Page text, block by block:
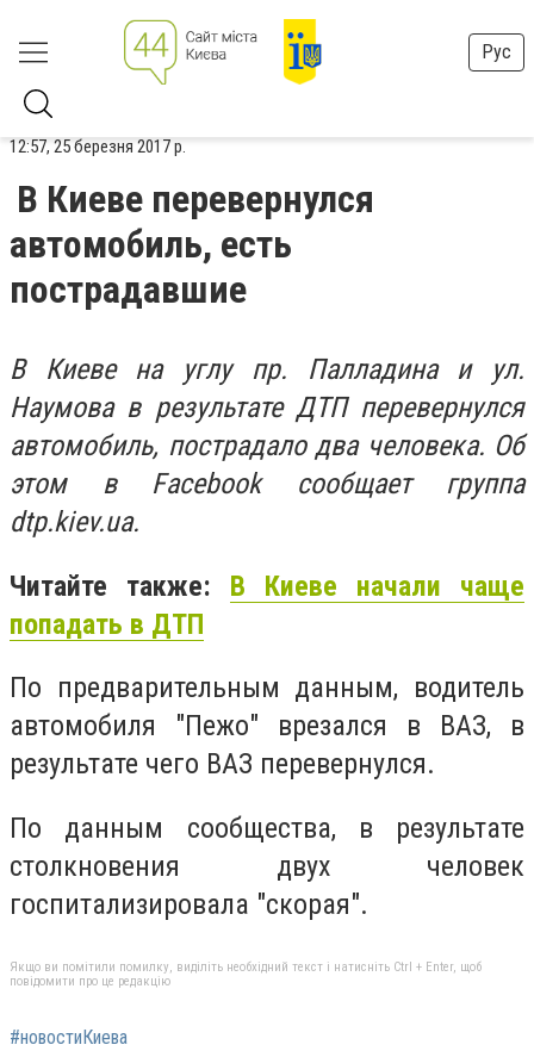
Рус
12:57, 25 березня 2017 р.
В Киеве перевернулся
автомобиль, есть
пострадавшие
В Киеве на углу пр. Палладина и ул.
Наумова в результате ДТП перевернулся
автомобиль, пострадало два человека. Об
этом в Facebook сообщает группа
dtp.kiev.ua.
Читайте также: В Киеве начали чаще
попадать в ДТП
По предварительным данным, водитель
автомобиля "Пежо" врезался в ВАЗ, в
результате чего ВАЗ перевернулся.
По данным сообщества, в результате
столкновения двух человек
госпитализировала "скорая".
Якщо ви помітили помилку, виділіть необхідний текст і натисніть Ctrl + Enter, щоб
повідомити про це редакцію
#новостиКиева